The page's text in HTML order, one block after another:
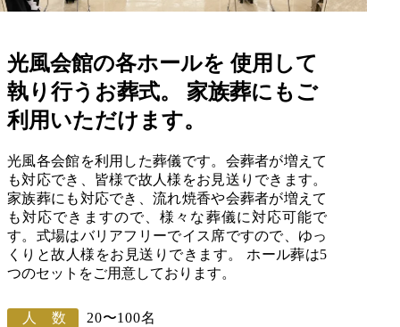
光風会館の各ホールを 使用して
執り行うお葬式。 家族葬にもご
利用いただけます。
光風各会館を利用した葬儀です。会葬者が増えて
も対応でき、皆様で故人様をお見送りできます。
家族葬にも対応でき、流れ焼香や会葬者が増えて
も対応できますので、様々な葬儀に対応可能で
す。式場はバリアフリーでイス席ですので、ゆっ
くりと故人様をお見送りできます。 ホール葬は5
つのセットをご用意しております。
人数
20〜100名